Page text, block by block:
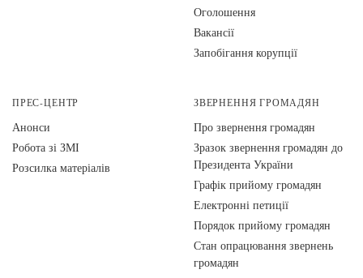
Оголошення
Вакансії
Запобігання корупції
ПРЕС-ЦЕНТР
Анонси
Робота зі ЗМІ
Розсилка матеріалів
ЗВЕРНЕННЯ ГРОМАДЯН
Про звернення громадян
Зразок звернення громадян до
Президента України
Графік прийому громадян
Електронні петиції
Порядок прийому громадян
Стан опрацювання звернень
громадян